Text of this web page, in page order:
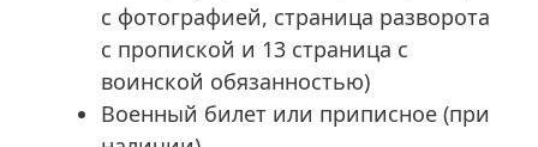
с фотографией, страница разворота
с пропиской и 13 страница с
воинской обязанностью)
Военный билет или приписное (при